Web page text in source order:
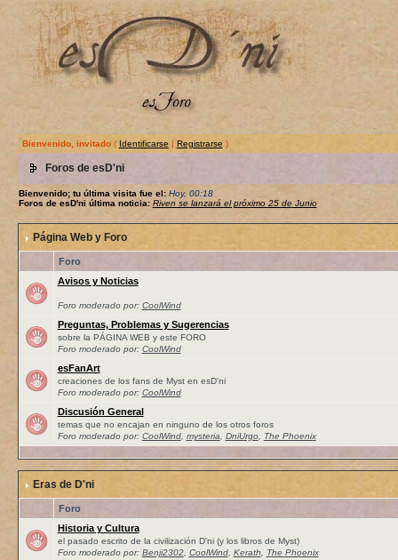
Bienvenido, invitado( Identificarse | Registrarse )
Foros de esD'ni
Bienvenido; tu última visita fue el: Hoy, 00:18
Foros de esD'ni última noticia: Riven se lanzará el próximo 25 de Junio
Página Web y Foro
Foro
Avisos y Noticias
Foro moderado por: CoolWind
Preguntas, Problemas y Sugerencias
sobre la PÁGINA WEB y este FORO
Foro moderado por: CoolWind
esFanArt
creaciones de los fans de Myst en esD'ni
Foro moderado por: CoolWind
Discusión General
temas que no encajan en ninguno de los otros foros
Foro moderado por: CoolWind, mysteria DniUrgo, The Phoenix
Eras de D'ni
Foro
Historia y Cultura
el pasado escrito de la civilización D'ni (y los libros de Myst)
Foro moderado por: Benji2302, CoolWind, Kerath The Phoenix